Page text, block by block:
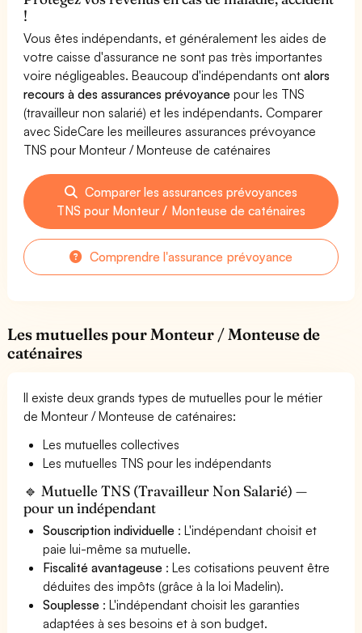
!
Vous êtes indépendants, et généralement les aides de
votre caisse d'assurance ne sont pas très importantes
voire négligeables. Beaucoup d'indépendants ontalors
recours à des assurances prévoyance pour les TNS
(travailleur non salarié) et les indépendants. Comparer
avec SideCare les meilleures assurances prévoyance
TNS pour Monteur / Monteuse de caténaires
Comparer les assurances prévoyances
TNS pour Monteur / Monteuse de caténaires
Comprendre l'assurance prévoyance
Les mutuelles pour Monteur / Monteuse de
caténaires
Il existe deux grands types de mutuelles pour le métier
de Monteur / Monteuse de caténaires:
Les mutuelles collectives
Les mutuelles TNS pour les indépendants
🔹 Mutuelle TNS (Travailleur Non Salarié) —
pour un indépendant
Souscription individuelle : L'indépendant choisit et
paie lui-même sa mutuelle.
Fiscalité avantageuse : Les cotisations peuvent être
déduites des impôts (grâce à la loi Madelin).
Souplesse : L'indépendant choisit les garanties
adaptées à ses besoins et à son budget.